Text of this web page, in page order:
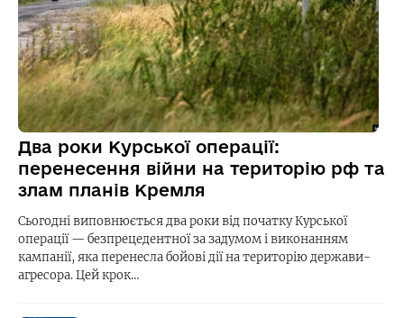
Два роки Курської операції:
перенесення війни на територію рф та
злам планів Кремля
Сьогодні виповнюється два роки від початку Курської
операції — безпрецедентної за задумом і виконанням
кампанії, яка перенесла бойові дії на територію держави-
агресора. Цей крок…